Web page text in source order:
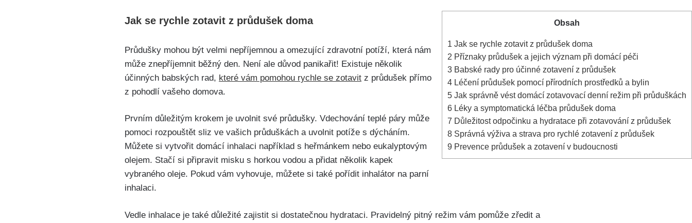
Obsah
1 Jak se⁤ rychle zotavit ⁤z průdušek doma
2 Příznaky průdušek a jejich význam při domácí péči
3 Babské⁣ rady pro účinné zotavení z průdušek
4 Léčení průdušek pomocí ⁤přírodních prostředků⁤ a bylin
5 Jak správně vést domácí⁣ zotavovací denní režim při průduškách
6 Léky a symptomatická léčba průdušek doma
7 Důležitost ‌odpočinku a hydratace při zotavování z průdušek
8 Správná výživa a‌ strava pro rychlé zotavení ⁣z průdušek
9 Prevence⁢ průdušek ⁤a zotavení v budoucnosti
Jak se⁤ rychle zotavit ⁤z průdušek doma
Průdušky ‌mohou být velmi nepříjemnou a omezující zdravotní potíží, ⁢která nám
může znepříjemnit běžný den. Není ale důvod panikařit! Existuje několik
‍účinných babských rad, které vám ‌pomohou rychle se zotavit z ⁢průdušek přímo
z pohodlí vašeho domova.
Prvním důležitým krokem je uvolnit své průdušky. Vdechování⁢ teplé páry může⁢
pomoci rozpouštět sliz ve vašich průduškách a uvolnit potíže s dýcháním.
Můžete si vytvořit domácí inhalaci například s heřmánkem nebo eukalyptovým
‍olejem. Stačí si‌ připravit⁤ misku s ‍horkou vodou ⁣a přidat‌ několik kapek
vybraného oleje. Pokud vám vyhovuje, můžete‍ si také​ pořídit inhalátor na parní
inhalaci.
Vedle inhalace​ je ⁢také důležité zajistit si ⁣dostatečnou hydrataci. Pravidelný pitný režim vám pomůže ‍zředit a